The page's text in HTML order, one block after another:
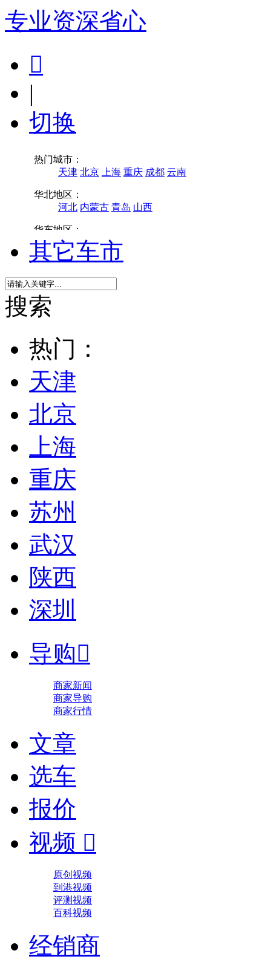
专业资深省心

|
切换
其它车市
搜索
热门：
天津
北京
上海
重庆
苏州
武汉
陕西
深圳
导购
商家新闻
商家导购
商家行情
文章
选车
报价
视频 
原创视频
到港视频
评测视频
百科视频
经销商